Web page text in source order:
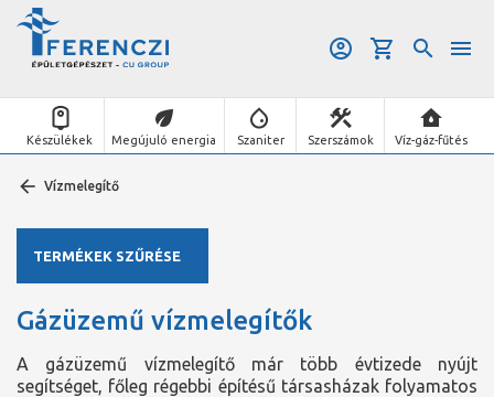
Készülékek Megújuló energia Szaniter Szerszámok Víz-gáz-fűtés
Vízmelegítő
Gázüzemű vízmelegítők
A gázüzemű vízmelegítő már több évtizede nyújt
segítséget, főleg régebbi építésű társasházak folyamatos
TERMÉKEK SZŰRÉSE